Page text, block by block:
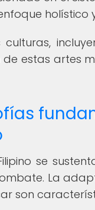
culturas,
estas artes
se
La
son